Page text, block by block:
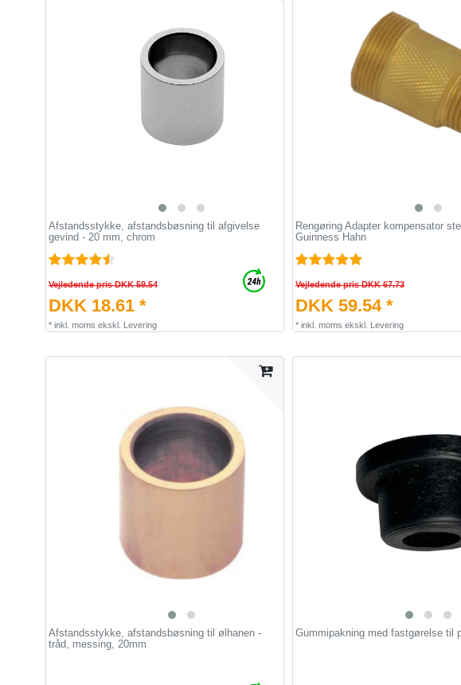
Afstandsstykke, afstandsbøsning til afgivelse
gevind - 20 mm, chrom
Vejledende pris DKK 59.54
DKK 18.61 *
* inkl. moms ekskl. Levering
Rengøring Adapter kompensator
Guinness Hahn
Vejledende pris DKK 67.73
DKK 59.54 *
* inkl. moms ekskl. Levering
Afstandsstykke, afstandsbøsning til ølhanen -
tråd, messing, 20mm
Gummipakning med fastgørelse til